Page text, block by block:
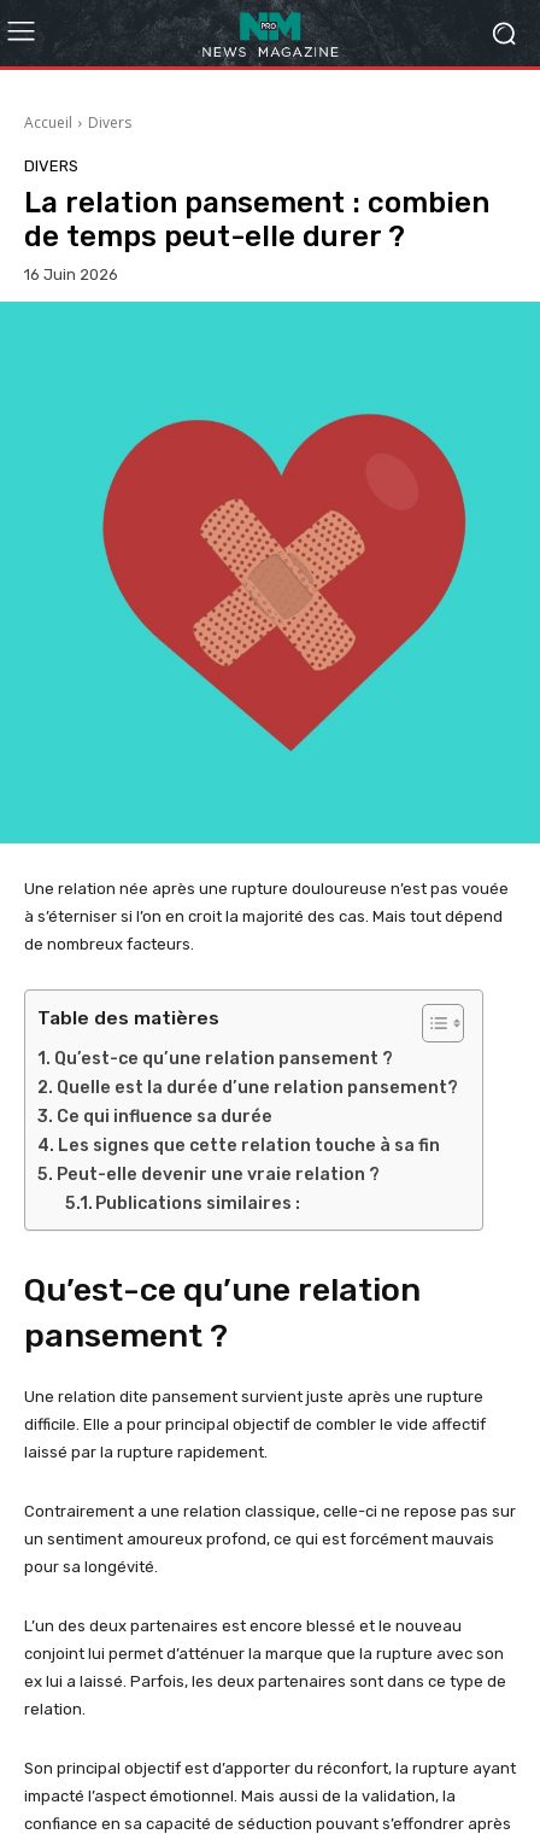
Accueil Divers
DIVERS
La relation pansement : combien
de temps peut-elle durer ?
16 Juin 2026
Une relation née après une rupture douloureuse n’est pas vouée
à s’éterniser si l’on en croit la majorité des cas. Mais tout dépend
de nombreux facteurs.
Table des matières
Qu’est-ce qu’une relation pansement ?
Quelle est la durée d’une relation pansement?
Ce qui influence sa durée
Les signes que cette relation touche à sa fin
Peut-elle devenir une vraie relation ?
Publications similaires :
Qu’est-ce qu’une relation
pansement ?
Une relation dite pansement survient juste après une rupture
difficile. Elle a pour principal objectif de combler le vide affectif
laissé par la rupture rapidement.
Contrairement a une relation classique, celle-ci ne repose pas sur
un sentiment amoureux profond, ce qui est forcément mauvais
pour sa longévité.
L’un des deux partenaires est encore blessé et le nouveau
conjoint lui permet d’atténuer la marque que la rupture avec son
ex lui a laissé. Parfois, les deux partenaires sont dans ce type de
relation.
Son principal objectif est d’apporter du réconfort, la rupture ayant
impacté l’aspect émotionnel. Mais aussi de la validation, la
confiance en sa capacité de séduction pouvant s’effondrer après